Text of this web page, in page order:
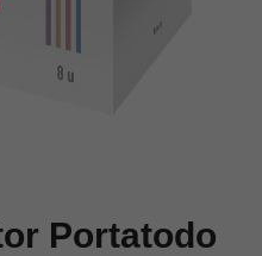
Portatodo